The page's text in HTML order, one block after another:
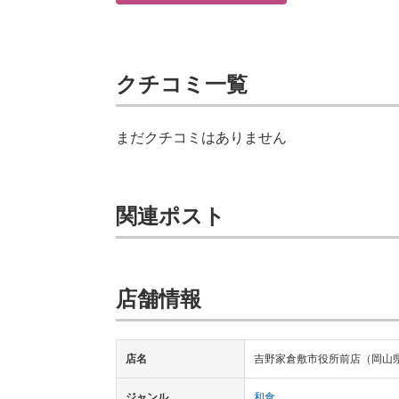
クチコミ一覧
まだクチコミはありません
関連ポスト
店舗情報
店名 吉野家倉敷市役所前店（岡山